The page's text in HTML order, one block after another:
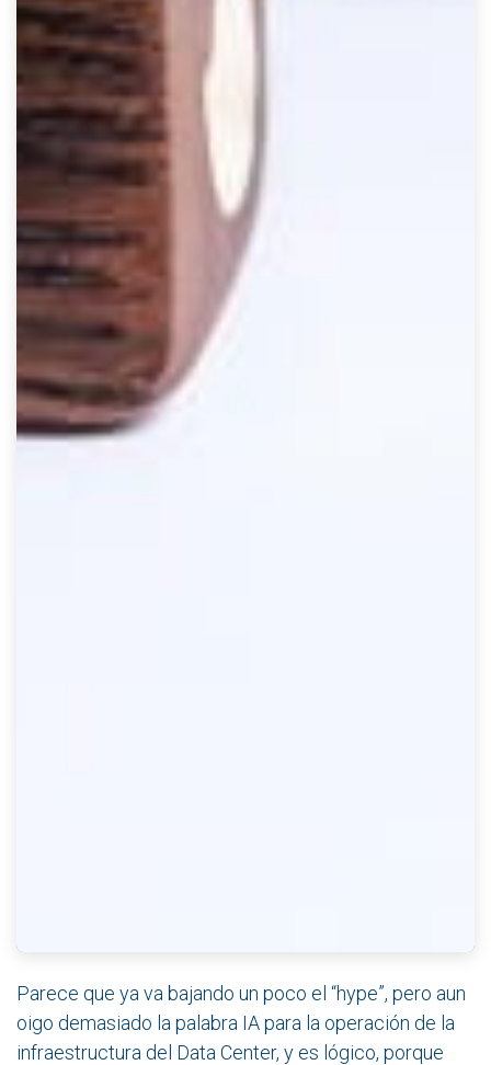
Parece que ya va bajando un poco el “hype”, pero aun
oigo demasiado la palabra IA para la operación de la
infraestructura del Data Center, y es lógico, porque